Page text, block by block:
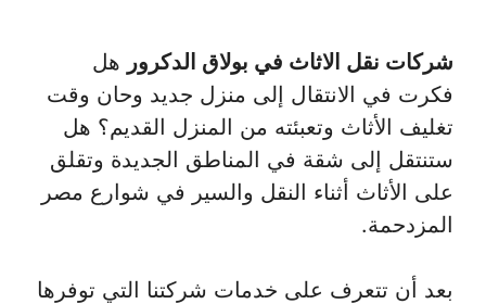
شركات نقل الاثاث في بولاق الدكرور هل
فكرت في الانتقال إلى منزل جديد وحان وقت
تغليف الأثاث وتعبئته من المنزل القديم؟ هل
ستنتقل إلى شقة في المناطق الجديدة وتقلق
على الأثاث أثناء النقل والسير في شوارع مصر
المزدحمة.
بعد أن تتعرف على خدمات شركتنا التي توفرها